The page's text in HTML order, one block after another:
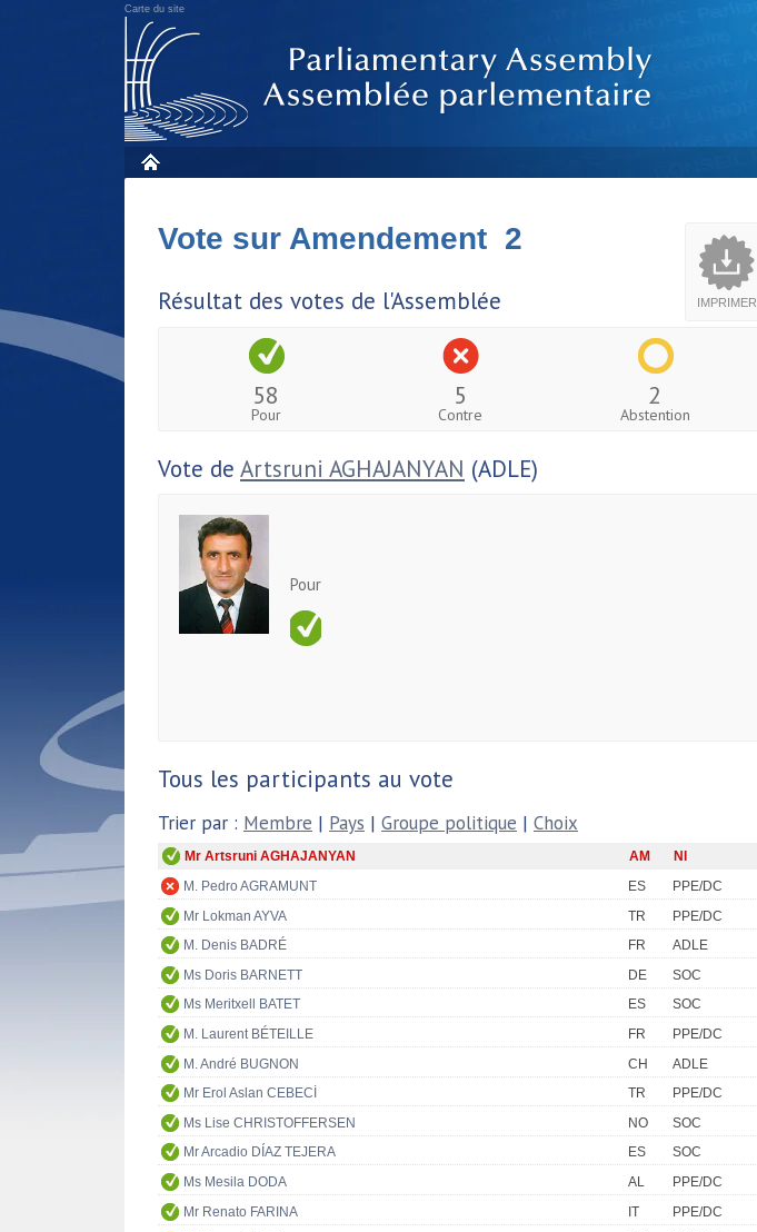
Carte du site
IMPRIMER
Vote sur Amendement 2
Résultat des votes de l'Assemblée
58
Pour
5
Contre
2
Abstention
Vote de Artsruni AGHAJANYAN (ADLE)
Pour
Tous les participants au vote
Trier par : Membre | Pays | Groupe politique | Choix
Mr Artsruni AGHAJANYAN AM
NI
M. Pedro AGRAMUNT
ES
PPE/DC
Mr Lokman AYVA
TR
PPE/DC
M. Denis BADRÉ
FR
ADLE
Ms Doris BARNETT
DE
SOC
Ms Meritxell BATET
ES
SOC
M. Laurent BÉTEILLE
FR
PPE/DC
M. André BUGNON
CH
ADLE
Mr Erol Aslan CEBECİ
TR
PPE/DC
Ms Lise CHRISTOFFERSEN
NO
SOC
Mr Arcadio DÍAZ TEJERA
ES
SOC
Ms Mesila DODA
AL
PPE/DC
Mr Renato FARINA
IT
PPE/DC